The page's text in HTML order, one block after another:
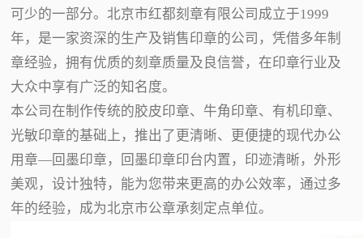
可少的一部分。北京市红都刻章有限公司成立于1999
年，是一家资深的生产及销售印章的公司，凭借多年制
章经验，拥有优质的刻章质量及良信誉，在印章行业及
大众中享有广泛的知名度。
本公司在制作传统的胶皮印章、牛角印章、有机印章、
光敏印章的基础上，推出了更清晰、更便捷的现代办公
用章—回墨印章，回墨印章印台内置，印迹清晰，外形
美观，设计独特，能为您带来更高的办公效率，通过多
年的经验，成为北京市公章承刻定点单位。